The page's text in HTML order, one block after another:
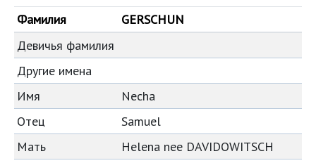
Фамилия
GERSCHUN
Девичья фамилия
Другие имена
Имя
Necha
Отец
Samuel
Мать
Helena nee DAVIDOWITSCH